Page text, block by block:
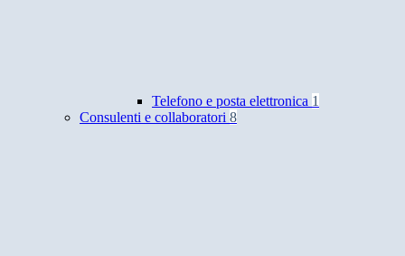
Telefono e posta elettronica 1
Consulenti e collaboratori 8